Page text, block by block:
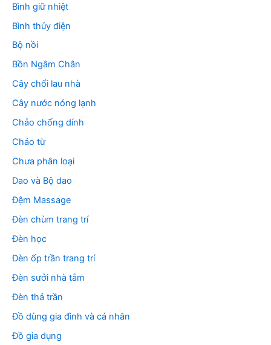
Bình giữ nhiệt
Bình thủy điện
Bộ nồi
Bồn Ngâm Chân
Cây chổi lau nhà
Cây nước nóng lạnh
Chảo chống dính
Chảo từ
Chưa phân loại
Dao và Bộ dao
Đệm Massage
Đèn chùm trang trí
Đèn học
Đèn ốp trần trang trí
Đèn sưởi nhà tắm
Đèn thả trần
Đồ dùng gia đình và cá nhân
Đồ gia dụng